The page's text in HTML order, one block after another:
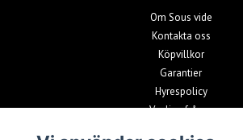
Om Sous vide
Kontakta oss
Köpvillkor
Garantier
Hyrespolicy
Vanliga frågor